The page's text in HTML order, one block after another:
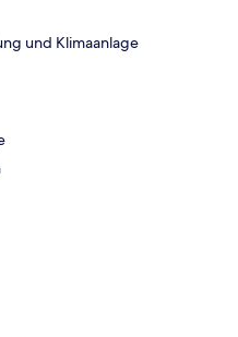
und Klimaanlage